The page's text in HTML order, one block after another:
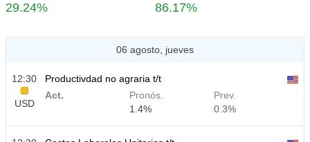
29.24% 86.17%
06 agosto, jueves
12:30
USD
Productivdad no agraria t/t
Act.
Pronós.
1.4%
Prev.
0.3%